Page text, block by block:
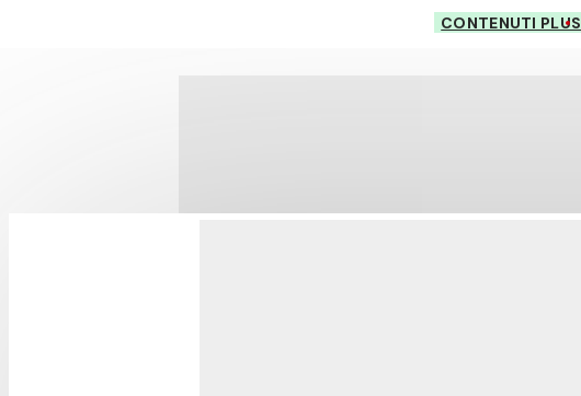
CONTENUTI PLUS